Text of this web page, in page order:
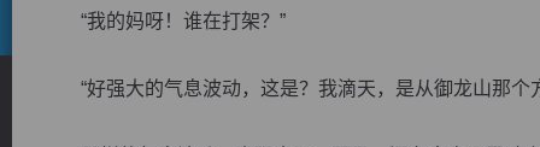
“我的妈呀！谁在打架？”
“好强大的气息波动，这是？我滴天，是从御龙山那个